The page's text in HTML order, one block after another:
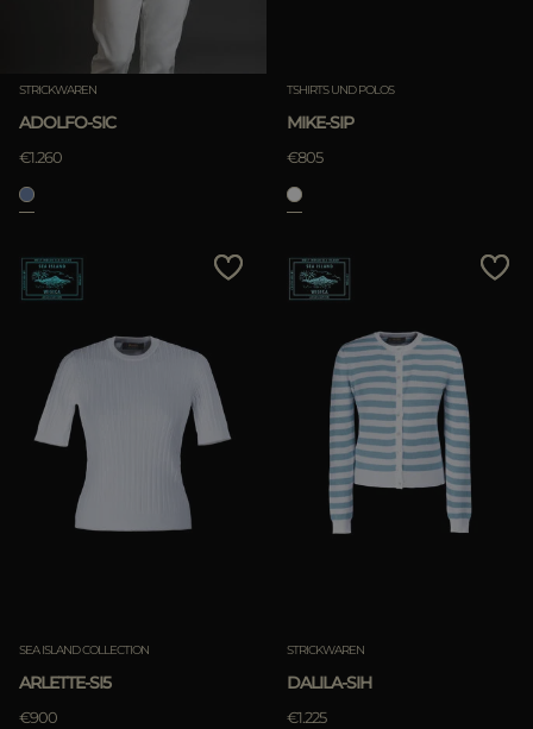
STRICKWAREN
ADOLFO-SIC
€1.260
TSHIRTS UND POLOS
MIKE-SIP
€805
SEA ISLAND COLLECTION
ARLETTE-SI5
€900
STRICKWAREN
DALILA-SIH
€1.225